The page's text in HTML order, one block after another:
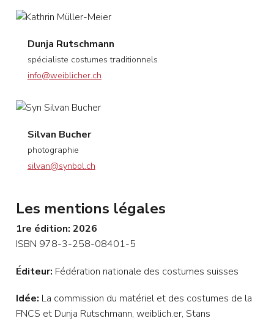
Dunja Rutschmann
spécialiste costumes traditionnels
info@weiblicher.ch
Silvan Bucher
photographie
silvan@synbol.ch
Les mentions légales
1re édition: 2026
ISBN 978-3-258-08401-5
Éditeur: Fédération nationale des costumes suisses
Idée: La commission du matériel et des costumes de la
FNCS et Dunja Rutschmann, weiblich.er, Stans